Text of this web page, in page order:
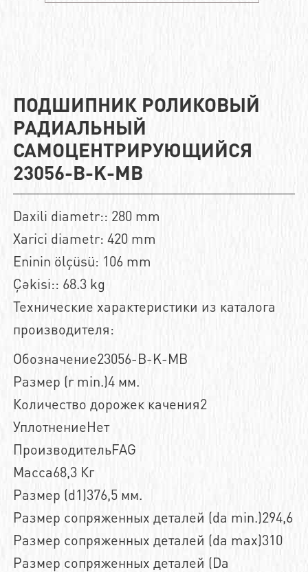
ПОДШИПНИК РОЛИКОВЫЙ
РАДИАЛЬНЫЙ
САМОЦЕНТРИРУЮЩИЙСЯ
23056-B-K-MB
Daxili diametr:: 280 mm
Xarici diametr: 420 mm
Eninin ölçüsü: 106 mm
Çəkisi:: 68.3 kg
Технические характеристики из каталога
производителя:
Обозначение23056-B-K-MB
Размер (r min.)4 мм.
Количество дорожек качения2
УплотнениеНет
ПроизводительFAG
Масса68,3 Кг
Размер (d1)376,5 мм.
Размер сопряженных деталей (da min.)294,6
Размер сопряженных деталей (da max)310
Размер сопряженных деталей (Da